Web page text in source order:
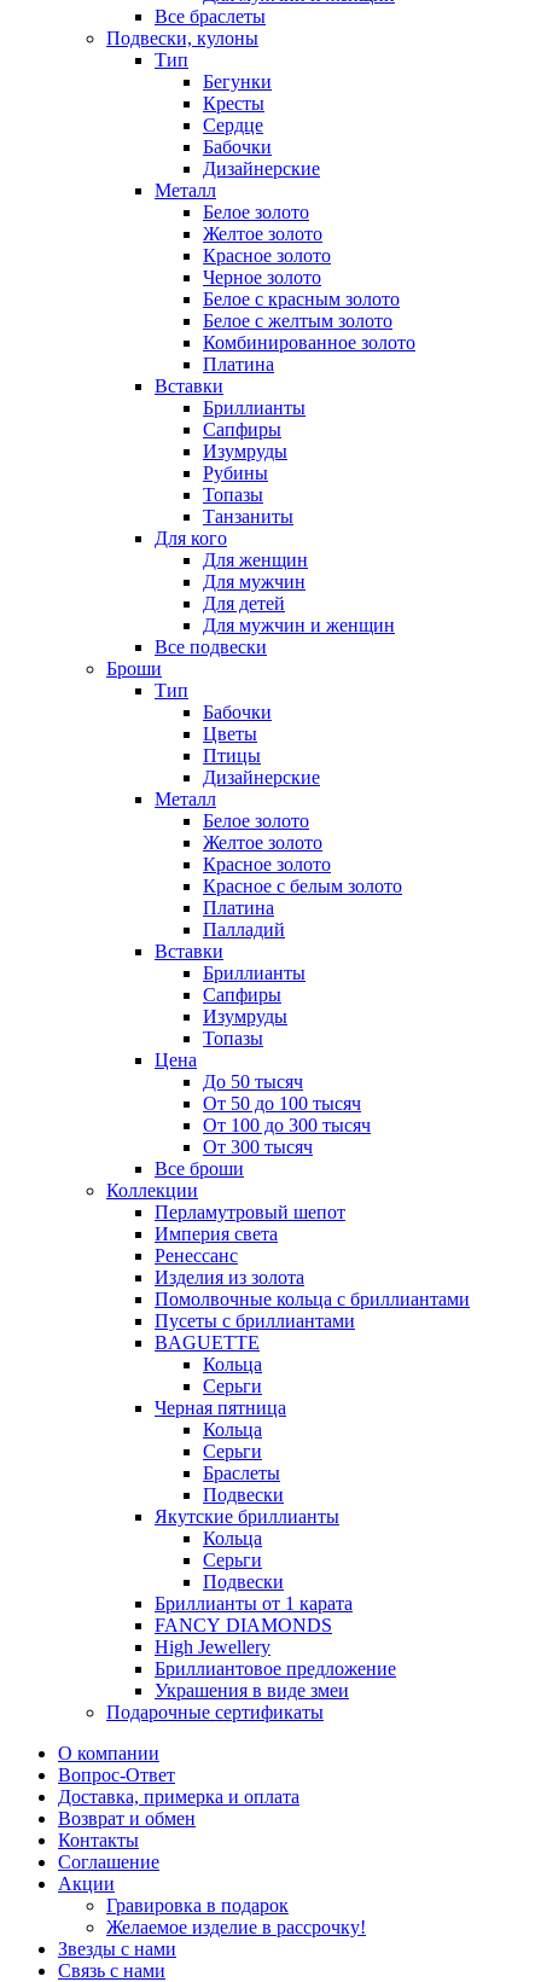
Все браслеты
Подвески, кулоны
Тип
Бегунки
Кресты
Сердце
Бабочки
Дизайнерские
Металл
Белое золото
Желтое золото
Красное золото
Черное золото
Белое с красным золото
Белое с желтым золото
Комбинированное золото
Платина
Вставки
Бриллианты
Сапфиры
Изумруды
Рубины
Топазы
Танзаниты
Для кого
Для женщин
Для мужчин
Для детей
Для мужчин и женщин
Все подвески
Броши
Тип
Бабочки
Цветы
Птицы
Дизайнерские
Металл
Белое золото
Желтое золото
Красное золото
Красное с белым золото
Платина
Палладий
Вставки
Бриллианты
Сапфиры
Изумруды
Топазы
Цена
До 50 тысяч
От 50 до 100 тысяч
От 100 до 300 тысяч
От 300 тысяч
Все броши
Коллекции
Перламутровый шепот
Империя света
Ренессанс
Изделия из золота
Помолвочные кольца с бриллиантами
Пусеты с бриллиантами
BAGUETTE
Кольца
Серьги
Черная пятница
Кольца
Серьги
Браслеты
Подвески
Якутские бриллианты
Кольца
Серьги
Подвески
Бриллианты от 1 карата
FANCY DIAMONDS
High Jewellery
Бриллиантовое предложение
Украшения в виде змеи
Подарочные сертификаты
О компании
Вопрос-Ответ
Доставка, примерка и оплата
Возврат и обмен
Контакты
Соглашение
Акции
Гравировка в подарок
Желаемое изделие в рассрочку!
Звезды с нами
Связь с нами